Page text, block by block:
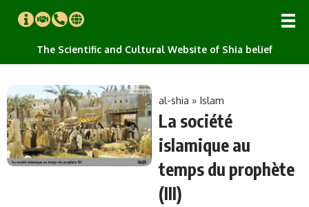
The Scientific and Cultural Website of Shia belief
al-shia » Islam
La société
islamique au
temps du prophète
(III)